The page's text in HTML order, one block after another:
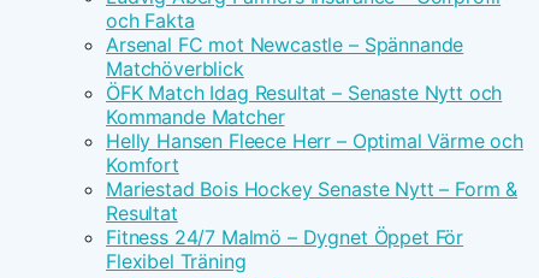
och Fakta
Arsenal FC mot Newcastle – Spännande
Matchöverblick
ÖFK Match Idag Resultat – Senaste Nytt och
Kommande Matcher
Helly Hansen Fleece Herr – Optimal Värme och
Komfort
Mariestad Bois Hockey Senaste Nytt – Form &
Resultat
Fitness 24/7 Malmö – Dygnet Öppet För
Flexibel Träning